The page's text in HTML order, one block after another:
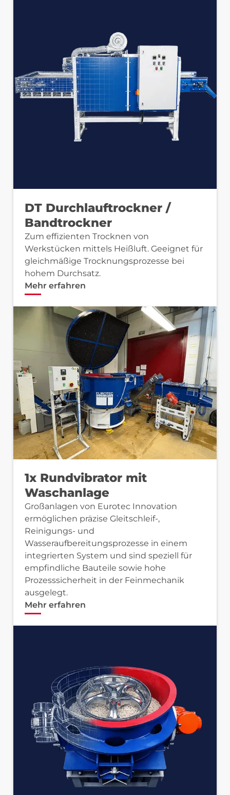
DT Durchlauftrockner /
Bandtrockner
Zum effizienten Trocknen von
Werkstücken mittels Heißluft. Geeignet für
gleichmäßige Trocknungsprozesse bei
hohem Durchsatz.
Mehr erfahren
1x Rundvibrator mit
Waschanlage
Großanlagen von Eurotec Innovation
ermöglichen präzise Gleitschleif-,
Reinigungs- und
Wasseraufbereitungsprozesse in einem
integrierten System und sind speziell für
empfindliche Bauteile sowie hohe
Prozesssicherheit in der Feinmechanik
ausgelegt.
Mehr erfahren